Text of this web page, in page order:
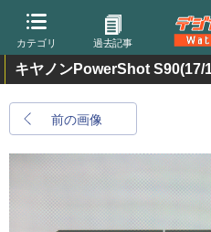
カテゴリ 過去記事
キヤノンPowerShot S90(17/
前の画像